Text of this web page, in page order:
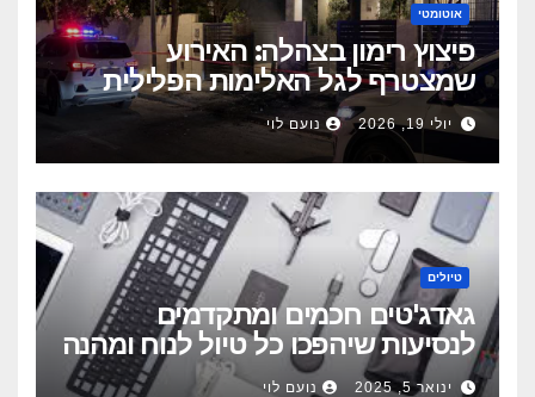
אוטומטי
פיצוץ רימון בצהלה: האירוע
שמצטרף לגל האלימות הפלילית
יולי 19, 2026 נועם לוי
טיולים
גאדג'טים חכמים ומתקדמים
לנסיעות שיהפכו כל טיול לנוח ומהנה
יותר
ינואר 5, 2025 נועם לוי